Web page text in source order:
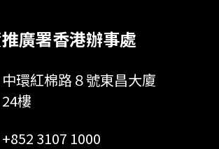
廣署香港辦事處
中環紅棉路８號東昌大廈
24樓
+852 3107 1000